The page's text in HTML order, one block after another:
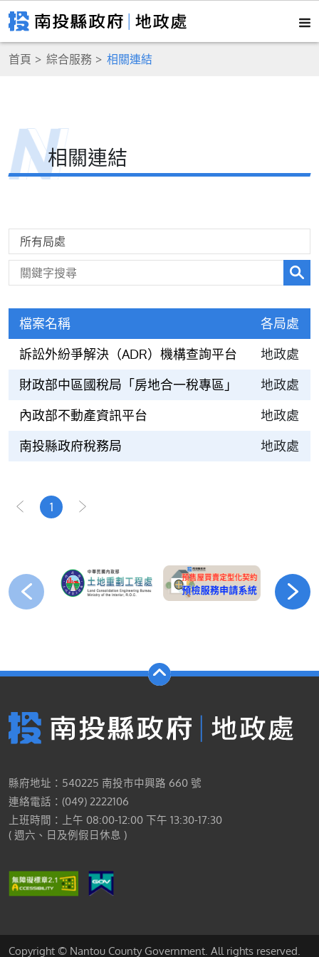
首頁 綜合服務 相關連結
相關連結
檔案名稱
各局處
訴訟外紛爭解決（ADR）機構查詢平台
地政處
財政部中區國稅局「房地合一稅專區」
地政處
內政部不動產資訊平台
地政處
南投縣政府稅務局
地政處
1
縣府地址：540225 南投市中興路 660 號
連絡電話：(049) 2222106
上班時間：上午 08:00-12:00 下午 13:30-17:30
( 週六、日及例假日休息 )
Copyright © Nantou County Government. All rights reserved.